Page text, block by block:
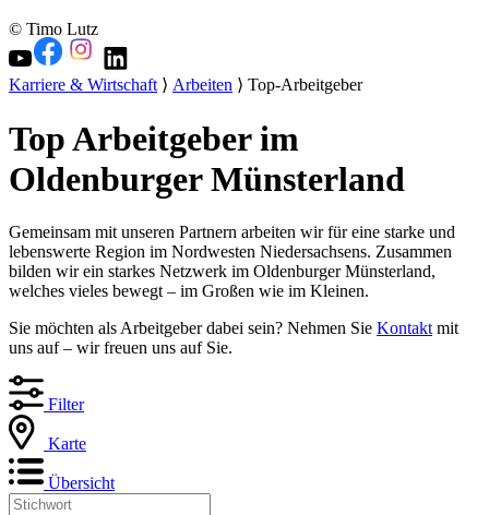
© Timo Lutz
Karriere & Wirtschaft⟩ Arbeiten ⟩ Top-Arbeitgeber
Top Arbeitgeber im
Oldenburger Münsterland
Gemeinsam mit unseren Partnern arbeiten wir für eine starke und
lebenswerte Region im Nordwesten Niedersachsens. Zusammen
bilden wir ein starkes Netzwerk im Oldenburger Münsterland,
welches vieles bewegt – im Großen wie im Kleinen.
Sie möchten als Arbeitgeber dabei sein? Nehmen Sie Kontakt mit
uns auf – wir freuen uns auf Sie.
Filter
Karte
Übersicht